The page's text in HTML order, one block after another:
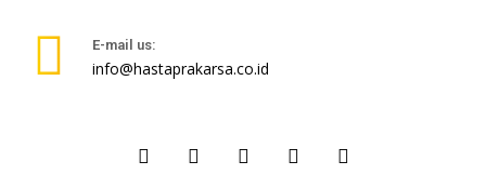
E-mail us:
info@hastaprakarsa.co.id